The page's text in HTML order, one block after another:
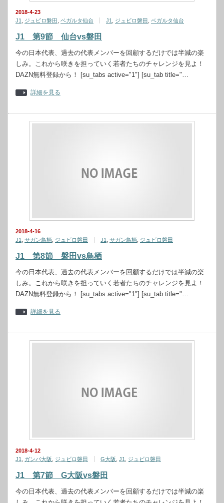
2018-4-23
J1
ジュビロ磐田 ベガルタ仙台 J1 ジュビロ磐田 ベガルタ仙台
J1 第9節 仙台vs磐田
今の日本代表、過去の代表メンバーを回顧するだけでは半減の楽
しみ。これから咲きを担っていく若者たちのチャレンジを見よ！
DAZN無料登録から！ [su_tabs active="1"] [su_tab title="…
詳細を見る
2018-4-16
J1
サガン鳥栖 ジュビロ磐田 J1 サガン鳥栖 ジュビロ磐田
J1 第8節 磐田vs鳥栖
今の日本代表、過去の代表メンバーを回顧するだけでは半減の楽
しみ。これから咲きを担っていく若者たちのチャレンジを見よ！
DAZN無料登録から！ [su_tabs active="1"] [su_tab title="…
詳細を見る
2018-4-12
J1
ガンバ大阪 ジュビロ磐田 G大阪 J1 ジュビロ磐田
J1 第7節 G大阪vs磐田
今の日本代表、過去の代表メンバーを回顧するだけでは半減の楽